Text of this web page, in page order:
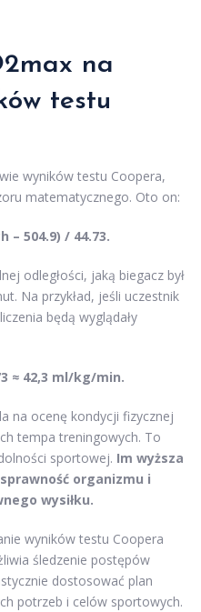
na
testu
wyników testu Coopera,
matematycznego. Oto on:
– 504.9) / 44.73.
odległości, jaką biegacz był
Na przykład, jeśli uczestnik
będą wyglądały
≈ 42,3 ml/kg/min.
na ocenę kondycji fizycznej
tempa treningowych. To
sportowej. Im wyższa
organizmu i
wysiłku.
wyników testu Coopera
śledzenie postępów
dostosować plan
potrzeb i celów sportowych.